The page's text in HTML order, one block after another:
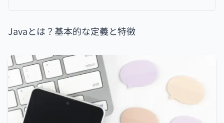
Javaとは？基本的な定義と特徴